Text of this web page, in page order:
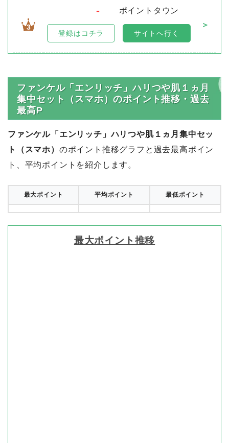
3
-
ポイントタウン
＞
登録はコチラ サイトへ行く
ファンケル「エンリッチ」ハリつや肌１ヵ月
集中セット（スマホ）のポイント推移・過去
最高P
ファンケル「エンリッチ」ハリつや肌１ヵ月集中セッ
ト（スマホ） のポイント推移グラフと過去最高ポイン
ト、平均ポイントを紹介します。
最大ポイント 平均ポイント 最低ポイント
最大ポイント推移